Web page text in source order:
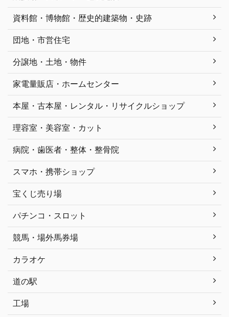
資料館・博物館・歴史的建築物・史跡
団地・市営住宅
分譲地・土地・物件
家電量販店・ホームセンター
本屋・古本屋・レンタル・リサイクルショップ
理容室・美容室・カット
病院・歯医者・整体・整骨院
スマホ・携帯ショップ
宝くじ売り場
パチンコ・スロット
競馬・場外馬券場
カラオケ
道の駅
工場